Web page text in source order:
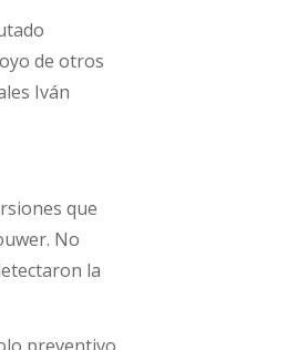
de otros
Iván
que
No
la